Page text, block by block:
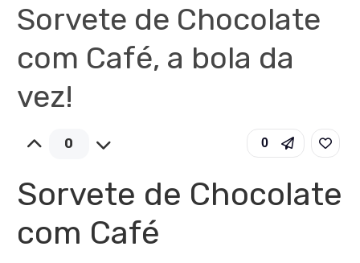
Sorvete de Chocolate
com Café, a bola da
vez!
0 0
Sorvete de Chocolate
com Café